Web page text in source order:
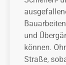
und
können.
Straße,